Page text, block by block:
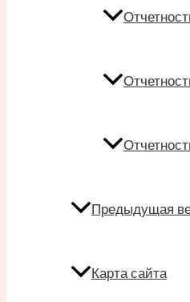
Предыдущая
Карта сайта